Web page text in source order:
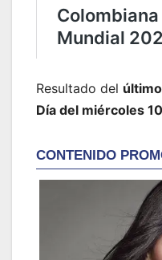
Resultado del
Día del miércoles